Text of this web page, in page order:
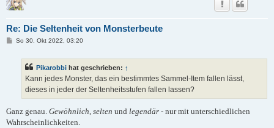
Re: Die Seltenheit von Monsterbeute
BSo 30. Okt 2022, 03:20
Pikarobbi hat geschrieben: ↑
Kann jedes Monster, das ein bestimmtes Sammel-Item fallen lässt,
dieses in jeder der Seltenheitsstufen fallen lassen?
Ganz genau. Gewöhnlich, selten und legendär - nur mit unterschiedlichen
Wahrscheinlichkeiten.